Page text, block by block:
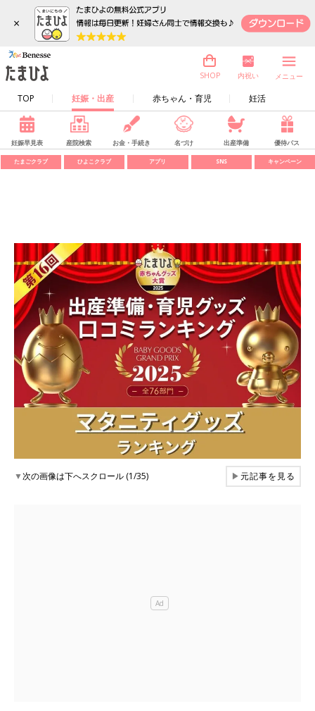
×
TOP 妊娠・出産 赤ちゃん・育児 妊活
SHOP 内祝い メニュー
妊娠早見表 産院検索 お金・手続き 名づけ 出産準備 優待パス
たまごクラブ ひよこクラブ アプリ SNS キャンペーン
▼次の画像は下へスクロール (1/35) ▶元記事を見る